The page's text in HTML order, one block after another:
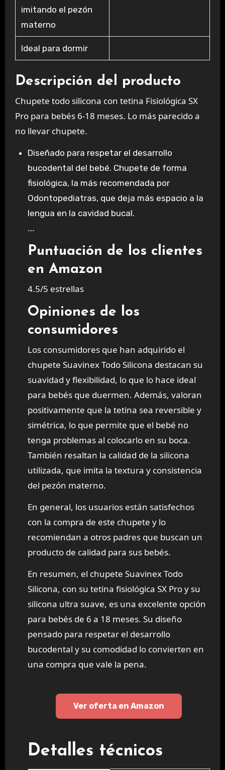
imitando el pezón
materno
Ideal para dormir
Descripción del producto
Chupete todo silicona con tetina Fisiológica SX
Pro para bebés 6-18 meses. Lo más parecido a
no llevar chupete.
Diseñado para respetar el desarrollo
bucodental del bebé. Chupete de forma
fisiológica, la más recomendada por
Odontopediatras, que deja más espacio a la
lengua en la cavidad bucal.
…
Puntuación de los clientes
en Amazon
4.5/5 estrellas
Opiniones de los
consumidores
Los consumidores que han adquirido el
chupete Suavinex Todo Silicona destacan su
suavidad y flexibilidad, lo que lo hace ideal
para bebés que duermen. Además, valoran
positivamente que la tetina sea reversible y
simétrica, lo que permite que el bebé no
tenga problemas al colocarlo en su boca.
También resaltan la calidad de la silicona
utilizada, que imita la textura y consistencia
del pezón materno.
En general, los usuarios están satisfechos
con la compra de este chupete y lo
recomiendan a otros padres que buscan un
producto de calidad para sus bebés.
En resumen, el chupete Suavinex Todo
Silicona, con su tetina fisiológica SX Pro y su
silicona ultra suave, es una excelente opción
para bebés de 6 a 18 meses. Su diseño
pensado para respetar el desarrollo
bucodental y su comodidad lo convierten en
una compra que vale la pena.
Ver oferta en Amazon
Detalles técnicos